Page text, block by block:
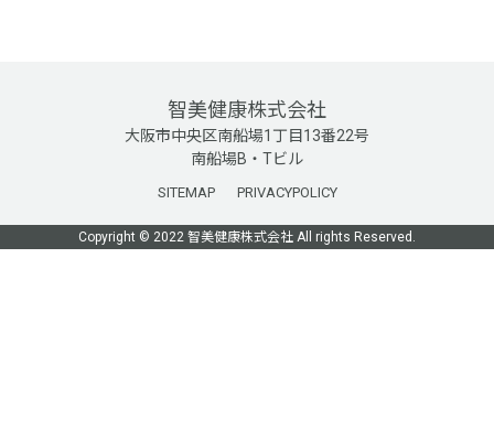
智美健康株式会社
大阪市中央区南船場1丁目13番22号
南船場B・Tビル
SITEMAP PRIVACYPOLICY
Copyright © 2022 智美健康株式会社 All rights Reserved.